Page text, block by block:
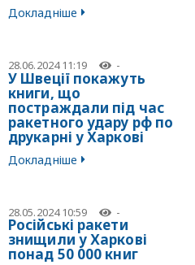
Докладніше
28.06.2024 11:19 -
У Швеції покажуть
книги, що
постраждали під час
ракетного удару рф по
друкарні у Харкові
Докладніше
28.05.2024 10:59 -
Російські ракети
знищили у Харкові
понад 50 000 книг